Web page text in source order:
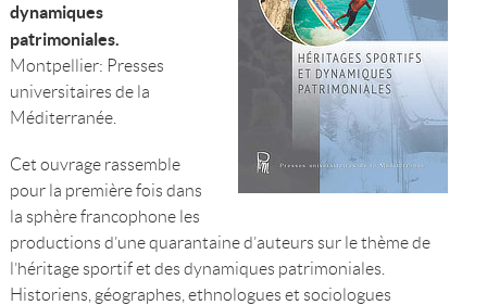
dynamiques
patrimoniales.
Montpellier: Presses
universitaires de la
Méditerranée.
Cet ouvrage rassemble
pour la première fois dans
la sphère francophone les
productions d’une quarantaine d’auteurs sur le thème de
l’héritage sportif et des dynamiques patrimoniales.
Historiens, géographes, ethnologues et sociologues